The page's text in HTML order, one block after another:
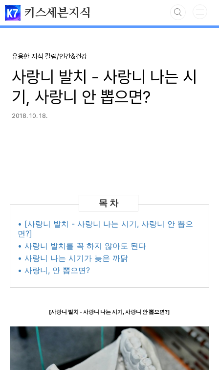
본문 바로가기
키스세븐지식
유용한 지식 칼럼/인간&건강
사랑니 발치 - 사랑니 나는 시
기, 사랑니 안 뽑으면?
2018. 10. 18.
• [사랑니 발치 - 사랑니 나는 시기, 사랑니 안 뽑으
면?]
• 사랑니 발치를 꼭 하지 않아도 된다
• 사랑니 나는 시기가 늦은 까닭
• 사랑니, 안 뽑으면?
[사랑니 발치 - 사랑니 나는 시기, 사랑니 안 뽑으면?]